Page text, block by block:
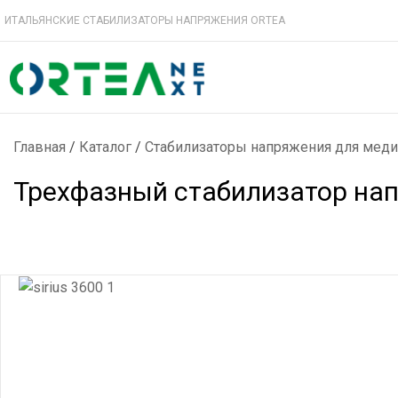
ИТАЛЬЯНСКИЕ СТАБИЛИЗАТОРЫ НАПРЯЖЕНИЯ ORTEA
Главная / Каталог / Стабилизаторы напряжения для
Трехфазный стабилизатор